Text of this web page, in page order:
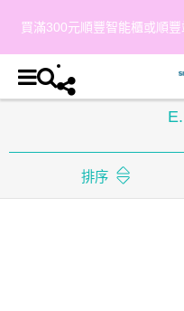
買滿300元順豐智能櫃或順
排序